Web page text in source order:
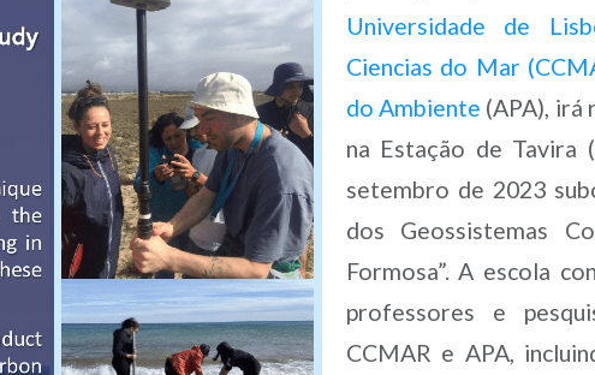
Universidade de
Ciencias do Mar
do Ambiente (APA), irá
na Estação de Tavira
setembro de 2023
dos Geossistemas
Formosa”. A escola
professores e
CCMAR e APA,